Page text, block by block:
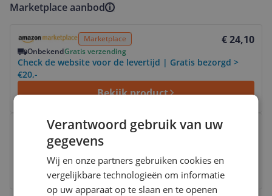
Marketplace aanbod
Marketplace € 24,10
OnbekendGratis verzending
Check de website voor de levertijd | Gratis bezorgd >
€20,-
Bekijk product
Marketplace € 24,95
5 tot 6 dagenGratis verzending
Gratis verzending vanaf € 25,- | 30 Dagen Bedenktijd
Bekijk
Bekijk productVerantwoord gebruik van uw
gegevens
Wij en onze partners gebruiken cookies en
vergelijkbare technologieën om informatie
op uw apparaat op te slaan en te openen